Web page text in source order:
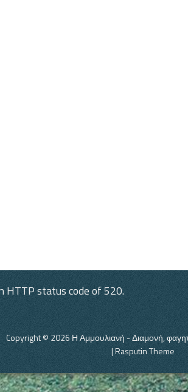
status code of 520.
Copyright © 2026Η Αμμουλιανή - Διαμονή,
|Rasputin Theme